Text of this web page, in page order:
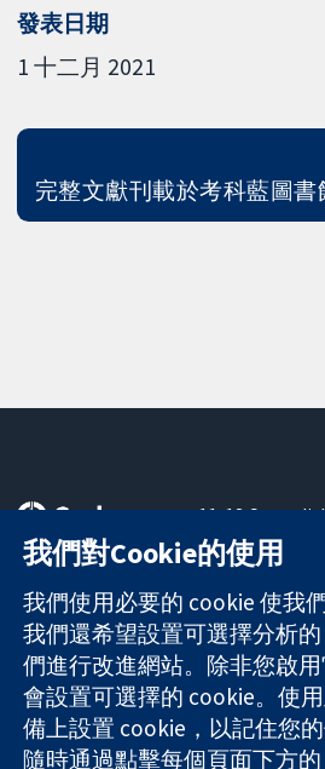
發表日期
1 十二月 2021
完整文獻刊載於考科藍圖書
可信任實證
知情決定
更完善的健康照
護
11-13
Square
London
W1G 0AN
United
我們對Cookie的使用
我們使用必要的 cookie 使我
我們還希望設置可選擇分析
們進行改進網站。除非您啟
會設置可選擇的 cookie。使
備上設置 cookie，以記住您
隨時通過點擊每個頁面下方的